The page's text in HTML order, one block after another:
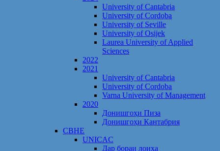
University of Cantabria
University of Cordoba
University of Seville
University of Osijek
Laurea University of Applied
Sciences
2022
2021
University of Cantabria
University of Cordoba
Varna University of Management
2020
Донишгоҳи Пиза
Донишгоҳи Кантабрия
CBHE
UNICAC
Дар бораи лоиҳа